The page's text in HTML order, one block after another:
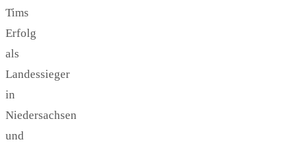
Tims
Erfolg
als
Landessieger
in
Niedersachsen
und